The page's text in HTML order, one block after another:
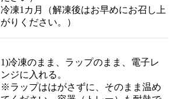
冷凍1カ月（解凍後はお早めにお召し上
がりください。）
1)冷凍のまま、ラップのまま、電子レ
ンジに入れる。
※ラップははがさずに、そのまま温め